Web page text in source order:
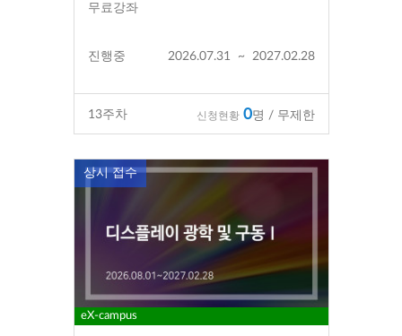
무료강좌
진행중 2026.07.31 ~ 2027.02.28
13주차 신청현황 0명 / 무제한
상시 접수
eX-campus